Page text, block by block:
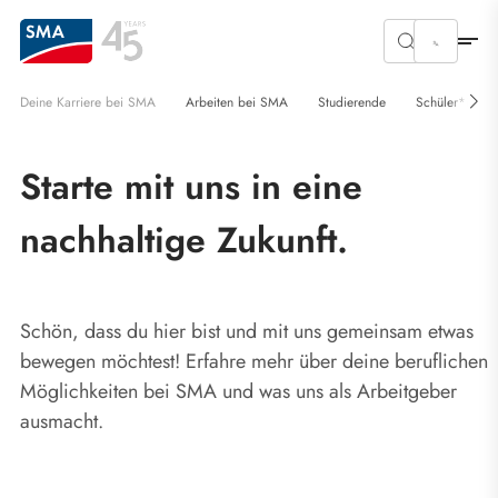
Deine Karriere bei SMA Arbeiten bei SMA Studierende Schüler*innen
Starte mit uns in eine
nachhaltige Zukunft.
Schön, dass du hier bist und mit uns gemeinsam etwas
bewegen möchtest! Erfahre mehr über deine beruflichen
Möglichkeiten bei SMA und was uns als Arbeitgeber
ausmacht.